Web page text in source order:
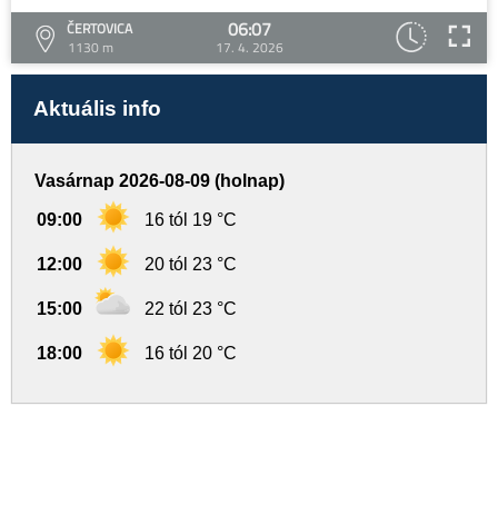
ČERTOVICA
1130 m
06:07
17. 4. 2026
Aktuális info
Vasárnap 2026-08-09 (holnap)
09:00 16 tól 19 °C
12:00 20 tól 23 °C
15:00 22 tól 23 °C
18:00 16 tól 20 °C